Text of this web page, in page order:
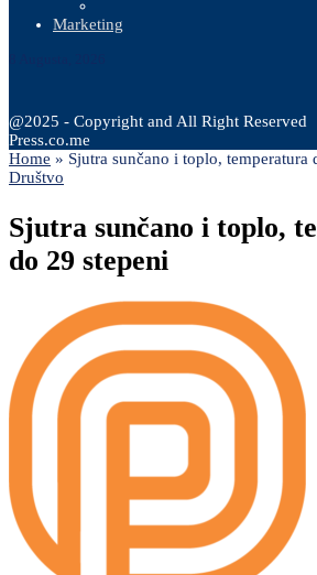
Marketing
@2025 - Copyright and All Right Reserved
Press.co.me
Home » Sjutra sunčano i toplo, temperatura
Društvo
Sjutra sunčano i toplo,
do 29 stepeni